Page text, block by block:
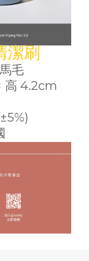
潔刷
毛
高 4.2cm